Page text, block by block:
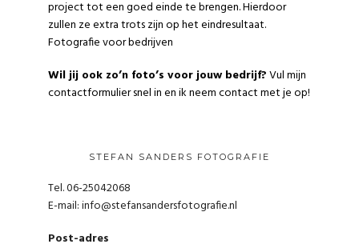
project tot een goed einde te brengen. Hierdoor
zullen ze extra trots zijn op het eindresultaat.
Fotografie voor bedrijven
Wil jij ook zo’n foto’s voor jouw bedrijf?Vul mijn
contactformuliersnel in en ik neem contact met je op!
STEFAN SANDERS FOTOGRAFIE
Tel. 06-25042068
E-mail:info@stefansandersfotografie.nl
Post-adres